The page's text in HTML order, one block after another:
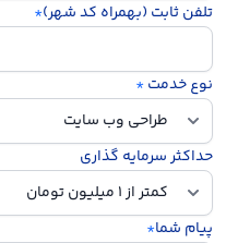
تلفن ثابت (بهمراه کد شهر)*
نوع خدمت*
حداکثر سرمایه گذاری
پیام شما*